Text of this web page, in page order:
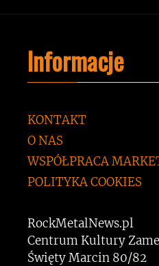
Informacje
KONTAKT
O NAS
WSPÓŁPRACA
POLITYKA COOKIES
RockMetalNews.pl
Centrum Kultury
Święty Marcin 80/82